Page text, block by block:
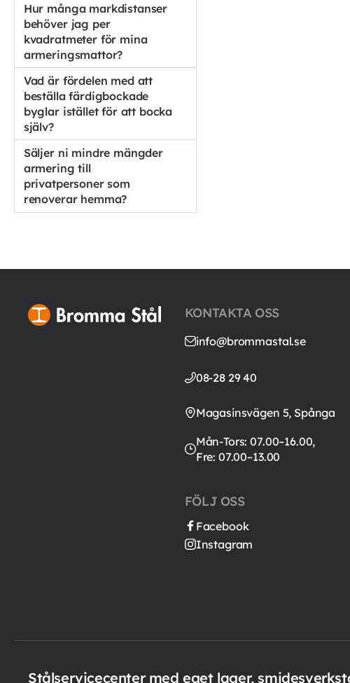
Hur många markdistanser
behöver jag per
kvadratmeter för mina
armeringsmattor?
Vad är fördelen med att
beställa färdigbockade
byglar istället för att bocka
själv?
Säljer ni mindre mängder
armering till
privatpersoner som
renoverar hemma?
KONTAKTA OSS
info@brommastal.se
08-28 29 40
Magasinsvägen 5, Spånga
Mån-Tors: 07.00–16.00,
Fre: 07.00–13.00
FÖLJ OSS
Facebook
Instagram
Stålservicecenter med eget lager,